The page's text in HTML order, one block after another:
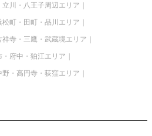
立川・八王子周辺エリア
松町・田町・品川エリア
祥寺・三鷹・武蔵境エリア
・府中・狛江エリア
野・高円寺・荻窪エリア